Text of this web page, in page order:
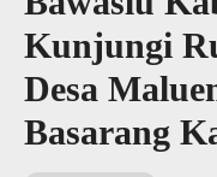
Kunjungi
Desa
Basarang